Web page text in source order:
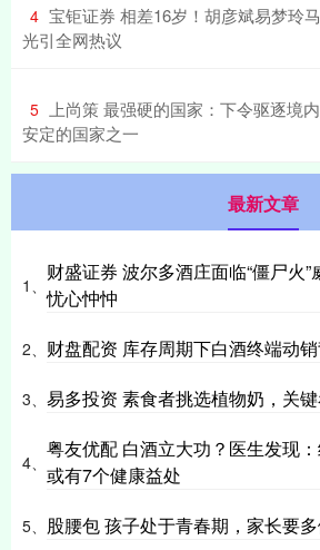
4 宝钜证券 相差16岁！胡彦斌易梦玲
光引全网热议
5
上尚策 最强硬的国家：下令驱逐境
安定的国家之一
最新文章
1、
财盛证券 波尔多酒庄面临“僵尸火
忧心忡忡
2、 财盘配资 库存周期下白酒终端动
3、 易多投资 素食者挑选植物奶，关
4、
粤友优配 白酒立大功？医生发现
或有7个健康益处
5、 股腰包 孩子处于青春期，家长要多